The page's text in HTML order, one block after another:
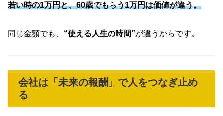
若い時の1万円と、60歳でもらう1万円は価値が違う。
同じ金額でも、 “使える人生の時間”が違うからです。
会社は「未来の報酬」で人をつなぎ止め
る